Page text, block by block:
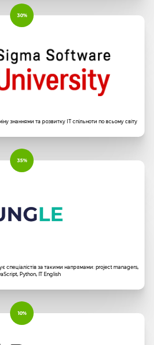
30%
знаннями та розвитку ІТ спільноти по всьому світу
35%
спеціалістів за такими напрямами: project managers,
Python, IT English
10%